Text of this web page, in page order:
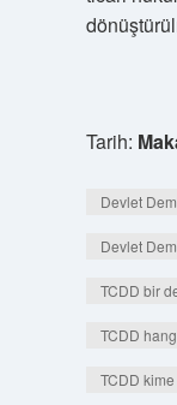
Tarih:
Devlet
Devlet
TCDD bir
TCDD
TCDD kime